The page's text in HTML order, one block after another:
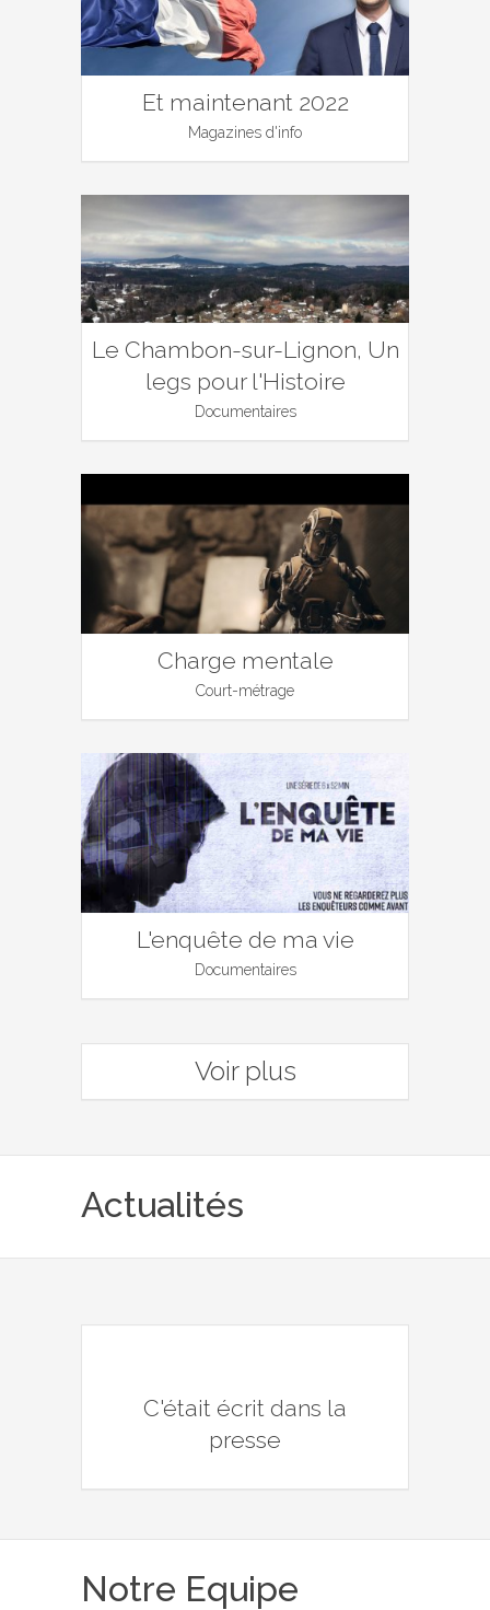
Et maintenant 2022
Magazines d'info
Le Chambon-sur-Lignon, Un
legs pour l'Histoire
Documentaires
Charge mentale
Court-métrage
L'enquête de ma vie
Documentaires
Voir plus
Actualités
C'était écrit dans la
presse
Notre Equipe